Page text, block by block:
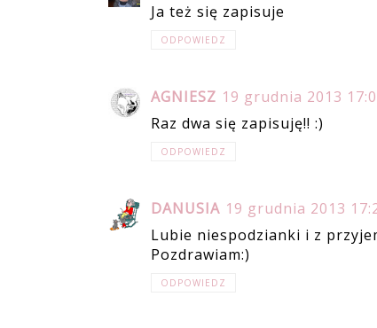
Ja też się zapisuje
ODPOWIEDZ
AGNIESZ 19 grudnia 2013
Raz dwa się zapisuję!! :)
ODPOWIEDZ
DANUSIA 19 grudnia 2013
Lubie niespodzianki i z
Pozdrawiam:)
ODPOWIEDZ